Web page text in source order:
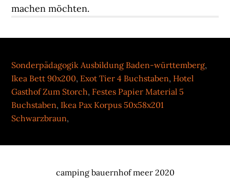
Sonderpädagogik Ausbildung Baden-württemberg,
Ikea Bett 90x200, Exot Tier 4 Buchstaben, Hotel
Gasthof Zum Storch, Festes Papier Material 5
Buchstaben, Ikea Pax Korpus 50x58x201
Schwarzbraun,
camping bauernhof meer 2020